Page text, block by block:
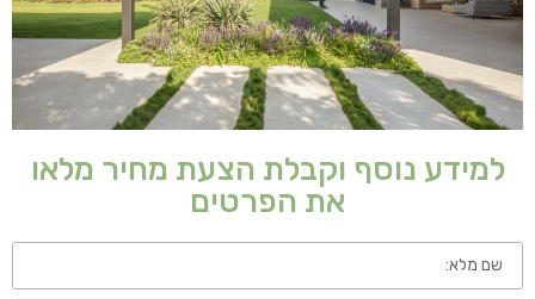
למידע נוסף וקבלת הצעת מחיר מלאו
את הפרטים